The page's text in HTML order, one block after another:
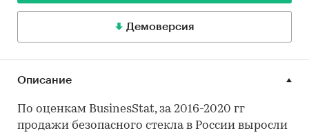
Демоверсия
Описание
По оценкам BusinesStat, за 2016-2020 гг
продажи безопасного стекла в России выросли